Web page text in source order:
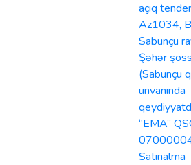
açıq
Az1034,
Sabunçu
Şəhər
(Sabunçu
ünvanında
“EMA”
Satınalma